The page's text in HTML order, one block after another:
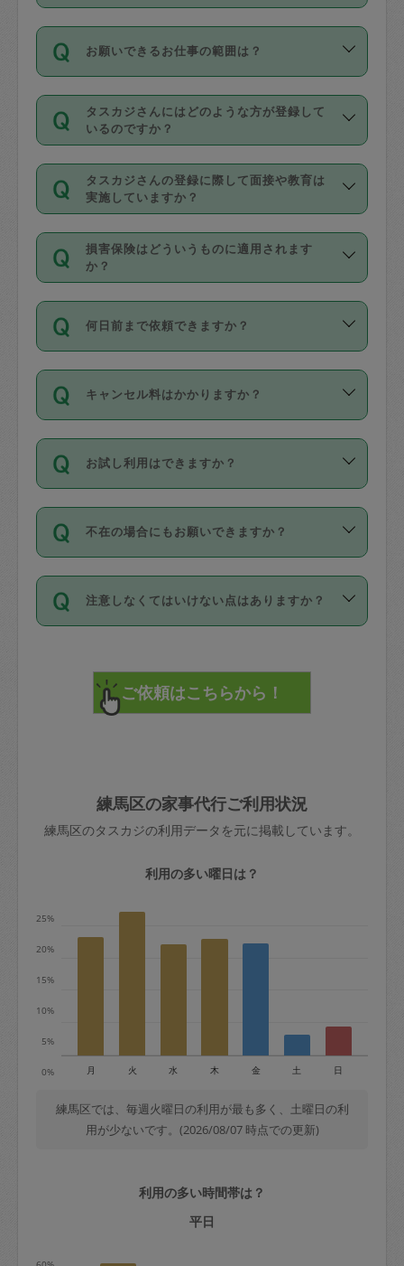
リカ、au WALLETなど）は支払にはご利
銀行振込や現金払いも対応していませ
なお、タスカジさんの交通費も、依頼料
金のご請求と合わせてお支払いとなりま
動計算で表示されます。
りに、一定数を超えたキャンセルは有償
（例：毎週定期の場合は３回以上のキャ
ンセルが有償（1200円、隔週定期の場合
は２回以上のキャンセルが有償（1200
ます。交通費の金額は「依頼の詳細」に
時間帯は3種類あります。いずれも１回あ
たり３時間です。
・ＡＭ ９時～１２時
・ＰＭ １３時～１６時
・夜 １８時～２１時
開始時間を２時間前後変更することが可
能です。依頼送信後、個別にタスカジさ
んにメッセージを送り調整してくださ
い。ただし、２時間を越えての調整はで
時間も被らない場合、損害保険の対象外
お願いできるお仕事の範囲は？
掃除、整理収納、洗濯、買い物、料理、
作り置きです。タスカジさんによってで
きる仕事の範囲が異なりますので、依頼
する前にタスカジさんのプロフィールで
確認してください。
基本的に、高所での作業や危険作業、屋
外での作業は対象外です。
タスカジさんにはどのような方が登録して
いるのですか？
主婦として長年の家事経験をお持ちの
方、栄養士・調理師といった資格者で保
育園や学校の給食やレストランで料理関
係の専門職に従事されていた方、日本で
すでにハウスキーパーや英語の先生とし
てお仕事をしているフィリピン出身の
社員など様々なバックグラウンドの方が
登録しています。
日本語も話せる方など様々です。
ールに記載していますので、各自の得意
を依頼してください。
タスカジさんの登録に際して面接や教育は
実施していますか？
応募の際に、各自事務局との面接と説明
を行っています。その後、身分証明書の
写真提出をしていただいています。外国
確認しています。タスカジさんトレーニ
ング動画を使ったセルフトレーニングの
現場トライアルを受け、合格したタスカ
ジさんが活動されています。
※テストセンターの講評は１件目のレビュ
参考
【詳細】タスカジさんの登録に際
損害保険はどういうものに適用されます
か？
依頼者とタスカジさんとの間でタスカジ
を通して成立した作業時間内での作業に
適用されます。作業範囲は、掃除、洗
です。作業中に物を壊したり、人にけが
をさせたりした場合が対象で、補償金額
す。
写真を撮り、
詳細FAQ：
損害賠償保険について教えて
何日前まで依頼できますか？
ご依頼は、現在を起点に3日後（72時間
以降）の日時から受付可能となっていま
す。
タスカジさんへ「募集」をかけることが
可能です。
キャンセル料はかかりますか？
キャンセル料には、以下の2種類がありま
す。
1. 直前キャンセル（定期、スポット契約
共通）
72時間を超える※と、以下のキャンセル
料が発生します。
直前キャンセル料：
72時間前〜24時間前＝依頼料金の50%
依頼者不在による当日キャンセル＝依頼
金額の100%＋交通費全額
※例：依頼日時／土曜日午前9時開始の場
水曜日9時〜金曜日9時まで＝依頼料金の
土曜日8時〜実施時間＝依頼金額の100%
＋交通費全額
依頼者不在による当日キャンセル＝依頼
金額の100%＋交通費全額
定期契約をキャンセルする場合、毎週定
期は月2回まで隔週定期は月1回までキャ
お試し利用はできますか？
「お試し利用」というメニューはありま
せんが、「一回のみ」依頼を活用するこ
とによって、気に入ったタスカジさんを
まず、条件の合う気になるタスカジさ
みてください。
その後、一番気に入ったタスカジさんに
不在の場合にもお願いできますか？
不在の場合の作業はタスカジさんの同意
が必要です。数回の依頼ののち、タスカ
ジさんと依頼者の間で十分な信頼関係が
てください。
不在時に部屋に入るためにタスカジさん
きた場合は損害保険の対象外となるので
ご注意ください。
注意しなくてはいけない点はありますか？
で、必ず鍵のかかるロッカーや金庫に入
れて依頼者の責任の元管理するよう心掛
けてください。
玉、など
あわせてこちらも参照ください：初めて
はありますか？
練馬区の家事代行ご利用状況
練馬区のタスカジの利用データを元に掲載しています。
利用の多い曜日は？
0%
5%
10%
15%
20%
25%
月 火 水 木 金 土 日
練馬区では、毎週火曜日の利用が最も多く、土曜日の利
用が少ないです。(2026/08/07 時点での更新)
利用の多い時間帯は？
平日